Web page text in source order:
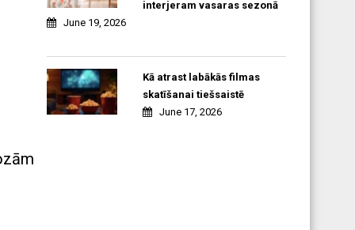
interjeram vasaras sezonā
June 19, 2026
Kā atrast labākās filmas
skatīšanai tiešsaistē
June 17, 2026